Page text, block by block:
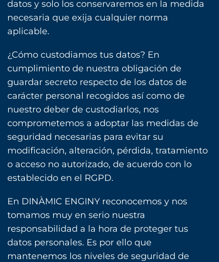
datos y solo los conservaremos en la medida
necesaria que exija cualquier norma
aplicable.
¿Cómo custodiamos tus datos? En
cumplimiento de nuestra obligación de
guardar secreto respecto de los datos de
carácter personal recogidos así como de
nuestro deber de custodiarlos, nos
comprometemos a adoptar las medidas de
seguridad necesarias para evitar su
modificación, alteración, pérdida, tratamiento
o acceso no autorizado, de acuerdo con lo
establecido en el RGPD.
En DINÀMIC ENGINY reconocemos y nos
tomamos muy en serio nuestra
responsabilidad a la hora de proteger tus
datos personales. Es por ello que
mantenemos los niveles de seguridad de